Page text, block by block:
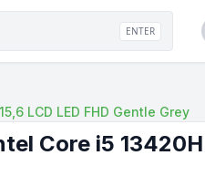
ENTER
LCD LED FHD Gentle Grey
Core i5 13420H